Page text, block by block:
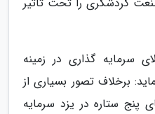
سرمایه گذاری در زمینه
برخلاف تصور بسیاری از
پنج ستاره در یزد سرمایه